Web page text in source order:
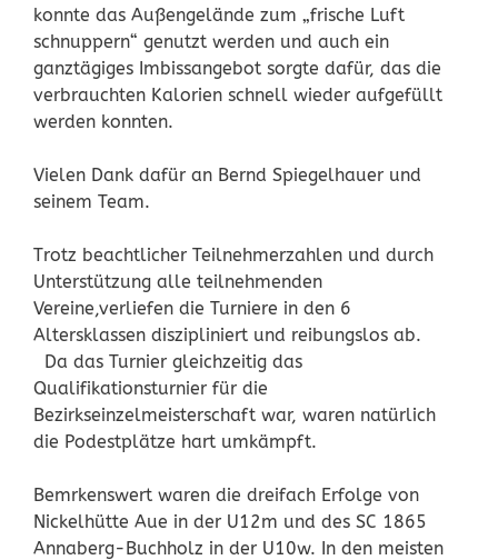
konnte das Außengelände zum „frische Luft
schnuppern“ genutzt werden und auch ein
ganztägiges Imbissangebot sorgte dafür, das die
verbrauchten Kalorien schnell wieder aufgefüllt
werden konnten.
Vielen Dank dafür an Bernd Spiegelhauer und
seinem Team.
Trotz beachtlicher Teilnehmerzahlen und durch
Unterstützung alle teilnehmenden
Vereine,verliefen die Turniere in den 6
Altersklassen diszipliniert und reibungslos ab.
Da das Turnier gleichzeitig das
Qualifikationsturnier für die
Bezirkseinzelmeisterschaft war, waren natürlich
die Podestplätze hart umkämpft.
Bemrkenswert waren die dreifach Erfolge von
Nickelhütte Aue in der U12m und des SC 1865
Annaberg-Buchholz in der U10w. In den meisten